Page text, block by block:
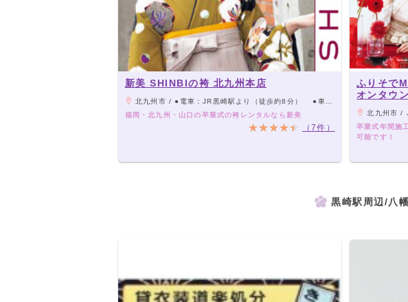
新美 SHINBIの袴 北九州本店
北九州市 / ●電車：JR黒崎駅より（徒歩約8分） ●車：北九州都市高速道路 黒崎インター下りる（車約10分）
福岡・北九州・山口の卒業式の袴レンタルなら新美
（7件）
ふりそで
オンタウ
北九州市 / JR鹿児島
卒業式年間施
可能です！
黒崎駅周辺/八